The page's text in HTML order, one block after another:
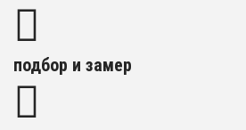
подбор и замер